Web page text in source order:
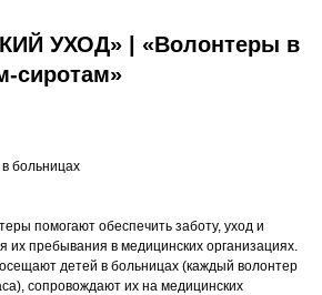
УХОД» | «Волонтеры в
сиротам»
больницах
помогают обеспечить заботу, уход и
их пребывания в медицинских организациях.
детей в больницах (каждый волонтер
сопровождают их на медицинских